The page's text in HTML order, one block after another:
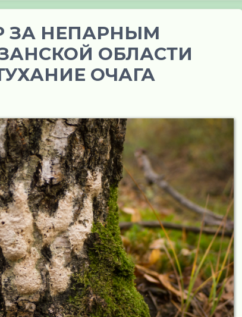
ЗА НЕПАРНЫМ
ОБЛАСТИ
ОЧАГА